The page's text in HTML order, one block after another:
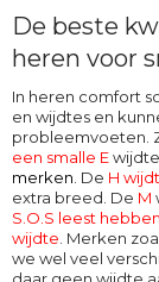
De beste
heren voor
In heren comfort
en wijdtes en
probleemvoeten.
een smalle E
merken. De H
extra breed. De M
S.O.S leest
wijdte. Merken
we wel veel